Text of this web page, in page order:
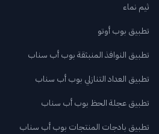
ثيم نماء
تطبيق بوب أوتو
تطبيق النوافذ المنبثقة بوب أب سناب
تطبيق العداد التنازلي بوب أب سناب
تطبيق عجلة الحظ بوب أب سناب
تطبيق بادجات المنتجات بوب أب سناب